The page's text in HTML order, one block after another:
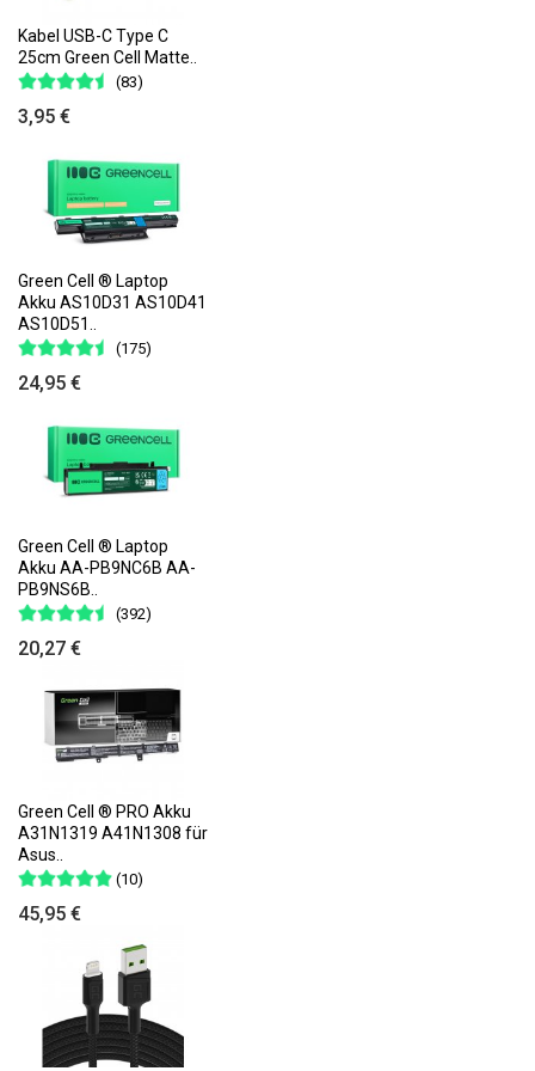
Kabel USB-C Type C
25cm Green Cell Matte..
(83)
3,95 €
Green Cell ® Laptop
Akku AS10D31 AS10D41
AS10D51..
(175)
24,95 €
Green Cell ® Laptop
Akku AA-PB9NC6B AA-
PB9NS6B..
(392)
20,27 €
Green Cell ® PRO Akku
A31N1319 A41N1308 für
Asus..
(10)
45,95 €